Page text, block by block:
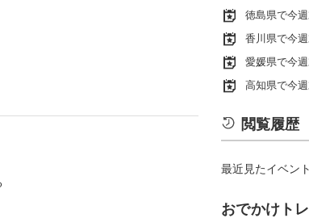
徳島県で今
香川県で今
愛媛県で今
高知県で今
閲覧履歴
最近見たイベン
おでかけト